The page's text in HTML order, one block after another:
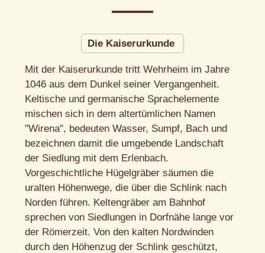
Die Kaiserurkunde
Mit der Kaiserurkunde tritt Wehrheim im Jahre
1046 aus dem Dunkel seiner Vergangenheit.
Keltische und germanische Sprachelemente
mischen sich in dem altertümlichen Namen
"Wirena", bedeuten Wasser, Sumpf, Bach und
bezeichnen damit die umgebende Landschaft
der Siedlung mit dem Erlenbach.
Vorgeschichtliche Hügelgräber säumen die
uralten Höhenwege, die über die Schlink nach
Norden führen. Keltengräber am Bahnhof
sprechen von Siedlungen in Dorfnähe lange vor
der Römerzeit. Von den kalten Nordwinden
durch den Höhenzug der Schlink geschützt,